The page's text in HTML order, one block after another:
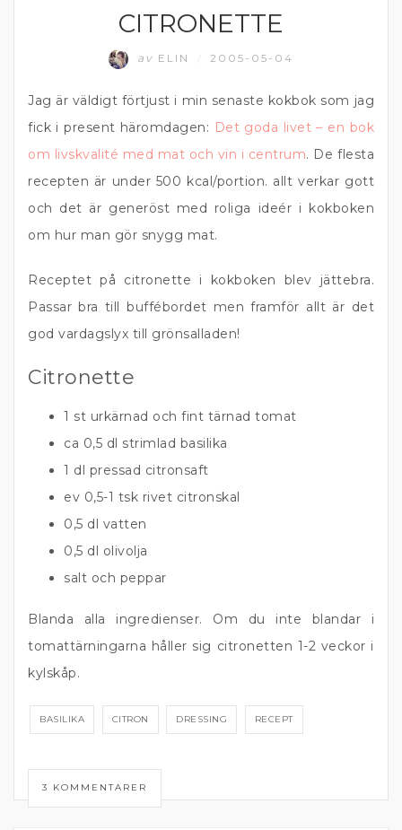
CITRONETTE
av ELIN 2005-05-04
Jag är väldigt förtjust i min senaste kokbok som jag
fick i present häromdagen: Det goda livet – en bok
om livskvalité med mat och vin i centrum. De flesta
recepten är under 500 kcal/portion. allt verkar gott
och det är generöst med roliga ideér i kokboken
om hur man gör snygg mat.
Receptet på citronette i kokboken blev jättebra.
Passar bra till buffébordet men framför allt är det
god vardagslyx till grönsalladen!
Citronette
1 st urkärnad och fint tärnad tomat
ca 0,5 dl strimlad basilika
1 dl pressad citronsaft
ev 0,5-1 tsk rivet citronskal
0,5 dl vatten
0,5 dl olivolja
salt och peppar
Blanda alla ingredienser. Om du inte blandar i
tomattärningarna håller sig citronetten 1-2 veckor i
kylskåp.
BASILIKA CITRON DRESSING RECEPT
3 KOMMENTARER